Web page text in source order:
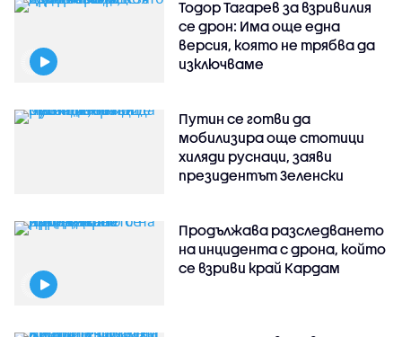
Тодор Тагарев за взривилия
се дрон: Има още една
версия, която не трябва да
изключваме
Путин се готви да
мобилизира още стотици
хиляди руснаци, заяви
президентът Зеленски
Продължава разследването
на инцидента с дрона, който
се взриви край Кардам